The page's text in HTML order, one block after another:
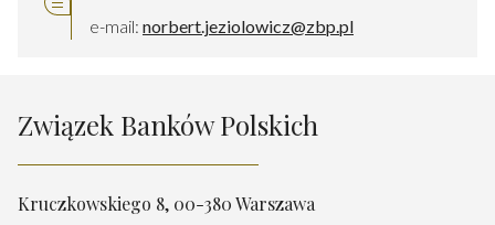
e-mail: norbert.jeziolowicz@zbp.pl
Związek Banków Polskich
Kruczkowskiego 8, 00-380 Warszawa